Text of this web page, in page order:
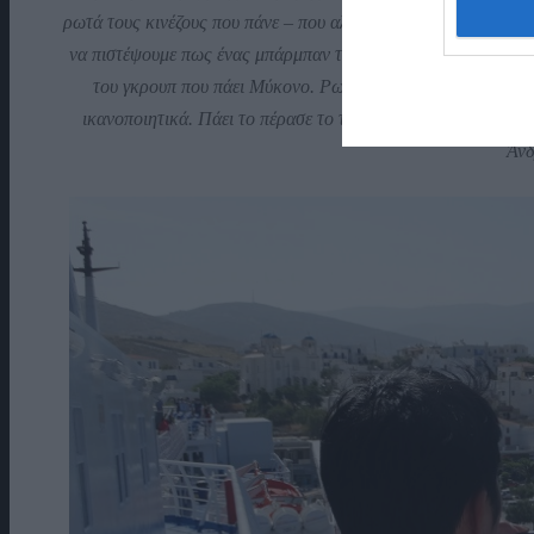
ρωτά τους κινέζους που πάνε – που αλλού; – Μύκονο “τι
να πιστέψουμε πως ένας μπάρμπαν του SuperFerry μιλά
του γκρουπ που πάει Μύκονο. Ρωτάμε τον ένα – στα
ικανοποιητικά. Πάει το πέρασε το τεστ ο Λευτέςρης. Στο